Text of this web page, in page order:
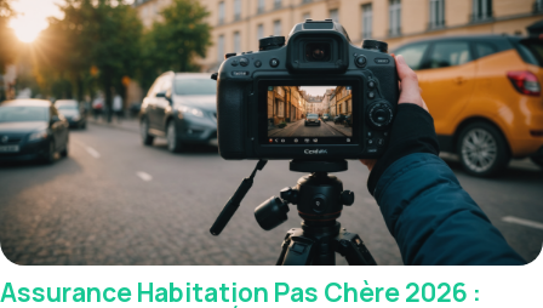
Assurance Habitation Pas Chère 2026 :